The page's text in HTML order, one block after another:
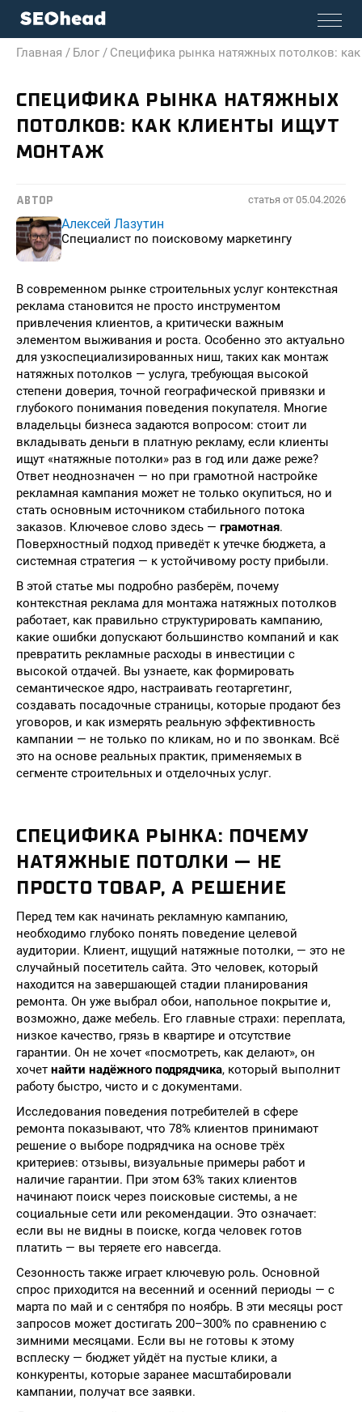
Главная / Блог / Специфика рынка натяжных потолков:
СПЕЦИФИКА РЫНКА НАТЯЖНЫХ
ПОТОЛКОВ: КАК КЛИЕНТЫ ИЩУТ
МОНТАЖ
АВТОР статья от 05.04.2026
Алексей Лазутин
Специалист по поисковому маркетингу
В современном рынке строительных услуг контекстная
реклама становится не просто инструментом
привлечения клиентов, а критически важным
элементом выживания и роста. Особенно это актуально
для узкоспециализированных ниш, таких как монтаж
натяжных потолков — услуга, требующая высокой
степени доверия, точной географической привязки и
глубокого понимания поведения покупателя. Многие
владельцы бизнеса задаются вопросом: стоит ли
вкладывать деньги в платную рекламу, если клиенты
ищут «натяжные потолки» раз в год или даже реже?
Ответ неоднозначен — но при грамотной настройке
рекламная кампания может не только окупиться, но и
стать основным источником стабильного потока
заказов. Ключевое слово здесь — грамотная.
Поверхностный подход приведёт к утечке бюджета, а
системная стратегия — к устойчивому росту прибыли.
В этой статье мы подробно разберём, почему
контекстная реклама для монтажа натяжных потолков
работает, как правильно структурировать кампанию,
какие ошибки допускают большинство компаний и как
превратить рекламные расходы в инвестиции с
высокой отдачей. Вы узнаете, как формировать
семантическое ядро, настраивать геотаргетинг,
создавать посадочные страницы, которые продают без
уговоров, и как измерять реальную эффективность
кампании — не только по кликам, но и по звонкам. Всё
это на основе реальных практик, применяемых в
сегменте строительных и отделочных услуг.
СПЕЦИФИКА РЫНКА: ПОЧЕМУ
НАТЯЖНЫЕ ПОТОЛКИ — НЕ
ПРОСТО ТОВАР, А РЕШЕНИЕ
Перед тем как начинать рекламную кампанию,
необходимо глубоко понять поведение целевой
аудитории. Клиент, ищущий натяжные потолки, — это не
случайный посетитель сайта. Это человек, который
находится на завершающей стадии планирования
ремонта. Он уже выбрал обои, напольное покрытие и,
возможно, даже мебель. Его главные страхи: переплата,
низкое качество, грязь в квартире и отсутствие
гарантии. Он не хочет «посмотреть, как делают», он
хочет найти надёжного подрядчика, который выполнит
работу быстро, чисто и с документами.
Исследования поведения потребителей в сфере
ремонта показывают, что 78% клиентов принимают
решение о выборе подрядчика на основе трёх
критериев: отзывы, визуальные примеры работ и
наличие гарантии. При этом 63% таких клиентов
начинают поиск через поисковые системы, а не
социальные сети или рекомендации. Это означает:
если вы не видны в поиске, когда человек готов
платить — вы теряете его навсегда.
Сезонность также играет ключевую роль. Основной
спрос приходится на весенний и осенний периоды — с
марта по май и с сентября по ноябрь. В эти месяцы рост
запросов может достигать 200–300% по сравнению с
зимними месяцами. Если вы не готовы к этому
всплеску — бюджет уйдёт на пустые клики, а
конкуренты, которые заранее масштабировали
кампании, получат все заявки.